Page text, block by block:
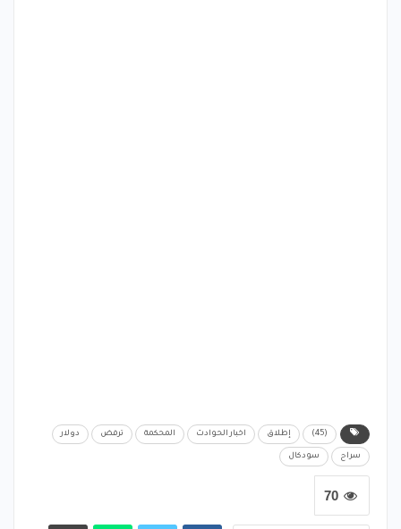
(45) إطلاق اخبار الحوادث المحكمة ترفض دولار
سراح سودكال
70